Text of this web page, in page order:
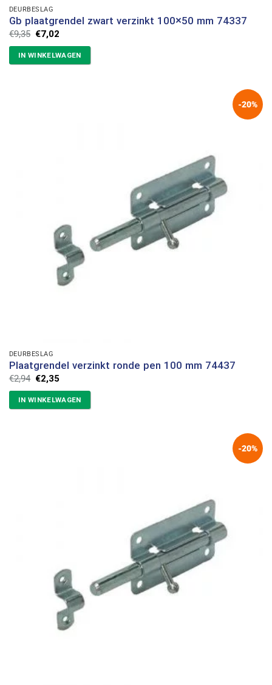
DEURBESLAG
Gb plaatgrendel zwart verzinkt 100×50 mm 74337
€9,35 Oorspronkelijke
prijs
was:
€9,35.
€7,02
is:
€7,02.
IN WINKELWAGEN
-20%
DEURBESLAG
Plaatgrendel verzinkt ronde pen 100 mm 74437
€2,94 Oorspronkelijke
prijs
was:
€2,94.
€2,35Huidige
is:
€2,35.
IN WINKELWAGEN
-20%